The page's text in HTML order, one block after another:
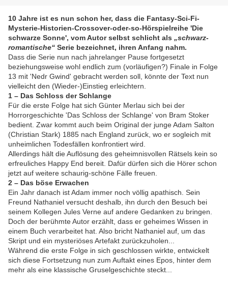
10 Jahre ist es nun schon her, dass die Fantasy-Sci-Fi-
Mysterie-Historien-Crossover-oder-so-Hörspielreihe 'Die
schwarze Sonne', vom Autor selbst schlicht als „schwarz-
romantische“ Serie bezeichnet, ihren Anfang nahm.
Dass die Serie nun nach jahrelanger Pause fortgesetzt
beziehungsweise wohl endlich zum (vorläufigen?) Finale in Folge
13 mit 'Nedr Gwind' gebracht werden soll, könnte der Text nun
vielleicht den (Wieder-)Einstieg erleichtern.
1 – Das Schloss der Schlange
Für die erste Folge hat sich Günter Merlau sich bei der
Horrorgeschichte 'Das Schloss der Schlange' von Bram Stoker
bedient. Zwar kommt auch beim Original der junge Adam Salton
(Christian Stark) 1885 nach England zurück, wo er sogleich mit
unheimlichen Todesfällen konfrontiert wird.
Allerdings hält die Auflösung des geheimnisvollen Rätsels kein so
erfreuliches Happy End bereit. Dafür dürfen sich die Hörer schon
jetzt auf weitere schaurig-schöne Fälle freuen.
2 – Das böse Erwachen
Ein Jahr danach ist Adam immer noch völlig apathisch. Sein
Freund Nathaniel versucht deshalb, ihn durch den Besuch bei
seinem Kollegen Jules Verne auf andere Gedanken zu bringen.
Doch der berühmte Autor erzählt, dass er geheimes Wissen in
einem Buch verarbeitet hat. Also bricht Nathaniel auf, um das
Skript und ein mysteriöses Artefakt zurückzuholen...
Während die erste Folge in sich geschlossen wirkte, entwickelt
sich diese Fortsetzung nun zum Auftakt eines Epos, hinter dem
mehr als eine klassische Gruselgeschichte steckt...